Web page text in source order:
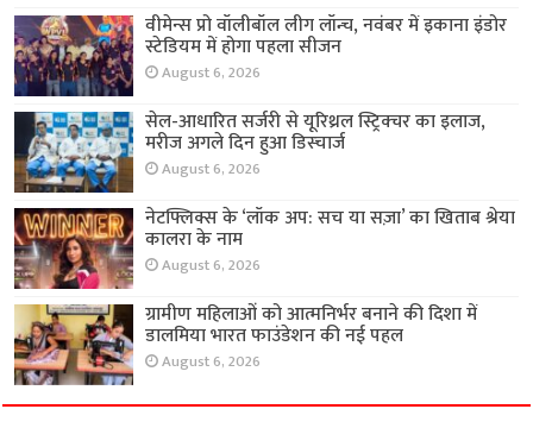
वीमेन्स प्रो वॉलीबॉल लीग लॉन्च, नवंबर में इकाना इंडोर
स्टेडियम में होगा पहला सीजन
August 6, 2026
सेल-आधारित सर्जरी से यूरिथ्रल स्ट्रिक्चर का इलाज,
मरीज अगले दिन हुआ डिस्चार्ज
August 6, 2026
नेटफ्लिक्स के ‘लॉक अप: सच या सज़ा’ का खिताब श्रेया
कालरा के नाम
August 6, 2026
ग्रामीण महिलाओं को आत्मनिर्भर बनाने की दिशा में
डालमिया भारत फाउंडेशन की नई पहल
August 6, 2026